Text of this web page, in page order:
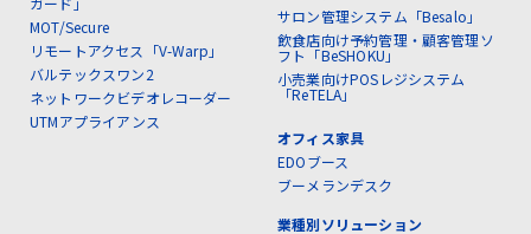
MOT/Secure
リモートアクセス「V-Warp」
バルテックスワン2
ネットワークビデオレコーダー
UTMアプライアンス
サロン管理システム「Besalo」
飲食店向け予約管理・顧客管理ソ
フト「BeSHOKU」
小売業向けPOSレジシステム
「ReTELA」
オフィス家具
EDOブース
ブーメランデスク
業種別ソリューション